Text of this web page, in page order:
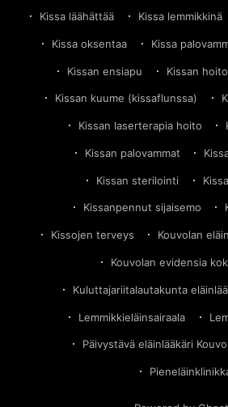
Kissa läähättää Kissa lemmikkinä
Kissa oksentaa Kissa
Kissan ensiapu Kissan hoito
Kissan kuume (kissaflunssa)
Kissan laserterapia hoito
Kissan palovammat
Kissan sterilointi
Kissanpennut sijaisemo
Kissojen terveys Kouvolan
Kouvolan evidensia
Kuluttajariitalautakunta
Lemmikkieläinsairaala
Päivystävä eläinlääkäri